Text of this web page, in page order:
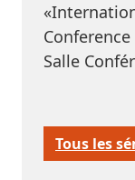
Salle
Tous les